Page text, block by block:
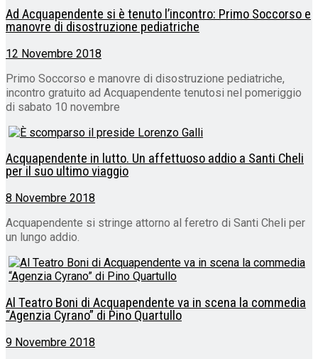
Ad Acquapendente si è tenuto l’incontro: Primo Soccorso e
manovre di disostruzione pediatriche
12 Novembre 2018
Primo Soccorso e manovre di disostruzione pediatriche,
incontro gratuito ad Acquapendente tenutosi nel pomeriggio
di sabato 10 novembre
Acquapendente in lutto. Un affettuoso addio a Santi Cheli
per il suo ultimo viaggio
8 Novembre 2018
Acquapendente si stringe attorno al feretro di Santi Cheli per
un lungo addio.
Al Teatro Boni di Acquapendente va in scena la commedia
“Agenzia Cyrano” di Pino Quartullo
9 Novembre 2018